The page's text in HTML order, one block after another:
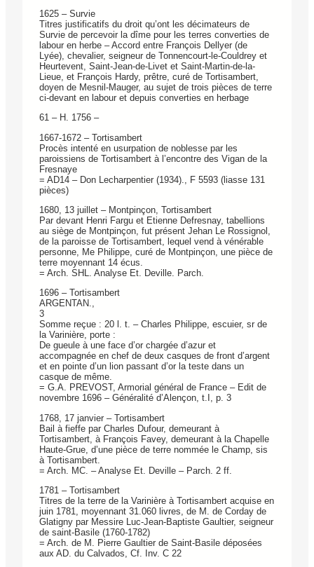
1625 – Survie
Titres justificatifs du droit qu’ont les décimateurs de
Survie de percevoir la dîme pour les terres converties de
labour en herbe – Accord entre François Dellyer (de
Lyée), chevalier, seigneur de Tonnencourt-­le-Couldrey et
Heurtevent, Saint-Jean-de-Livet et Saint-Martin-de-la-
Lieue, et François Hardy, prêtre, curé de Tortisambert,
doyen de Mesnil-Mauger, au sujet de trois pièces de terre
ci-devant en labour et depuis converties en herbage
61 – H. 1756 –
1667-1672 – Tortisambert
Procès intenté en usurpation de noblesse par les
paroissiens de Tortisambert à l’encontre des Vigan de la
Fresnaye
= AD14 – Don Lecharpentier (1934)., F 5593 (liasse 131
pièces)
1680, 13 juillet – Montpinçon, Tortisambert
Par devant Henri Fargu et Etienne Defresnay, tabellions
au siège de Montpinçon, fut présent Jehan Le Rossignol,
de la paroisse de Tortisambert, lequel vend à vénérable
personne, Me Philippe, curé de Montpinçon, une pièce de
terre moyennant 14 écus.
= Arch. SHL. Analyse Et. Deville. Parch.
1696 – Tortisambert
ARGENTAN.,
3
Somme reçue : 20 l. t. – Charles Philippe, escuier, sr de
la Varinière, porte :
De gueule à une face d’or chargée d’azur et
accompagnée en chef de deux casques de front d’argent
et en pointe d’un lion passant d’or la teste dans un
casque de même.
= G.A. PREVOST, Armorial général de France – Edit de
novembre 1696 – Générali­té d’Alençon, t.I, p. 3
1768, 17 janvier – Tortisambert
Bail à fieffe par Charles Dufour, demeurant à
Tortisambert, à François Favey, demeurant à la Chapelle
Haute-Grue, d’une pièce de terre nommée le Champ, sis
à Tortisambert.
= Arch. MC. – Analyse Et. Deville – Parch. 2 ff.
1781 – Tortisambert
Titres de la terre de la Varinière à Tortisambert acquise en
juin 1781, moyennant 31.060 livres, de M. de Corday de
Glatigny par Messire Luc-Jean-Baptiste Gaultier, seigneur
de saint-Basile (1760-1782)
= Arch. de M. Pierre Gaultier de Saint-Basile déposées
aux AD. du Calvados, Cf. Inv. C 22